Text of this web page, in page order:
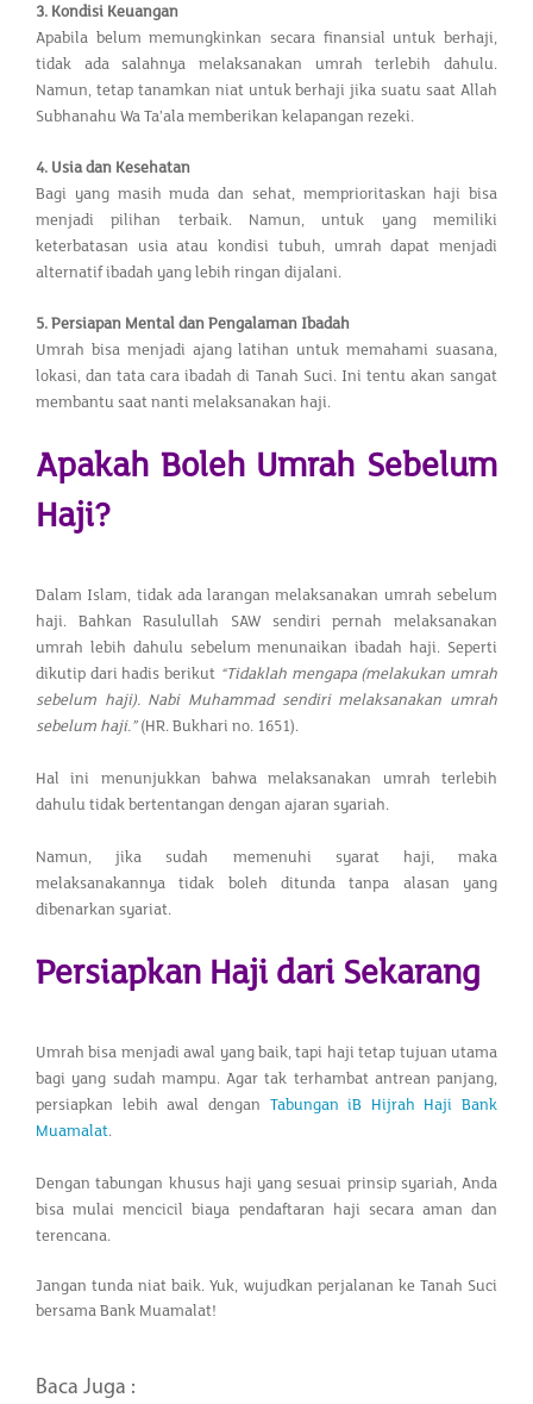
3. Kondisi Keuangan
Apabila belum memungkinkan secara finansial untuk berhaji,
tidak ada salahnya melaksanakan umrah terlebih dahulu.
Namun, tetap tanamkan niat untuk berhaji jika suatu saat Allah
Subhanahu Wa Ta’ala memberikan kelapangan rezeki.
4. Usia dan Kesehatan
Bagi yang masih muda dan sehat, memprioritaskan haji bisa
menjadi pilihan terbaik. Namun, untuk yang memiliki
keterbatasan usia atau kondisi tubuh, umrah dapat menjadi
alternatif ibadah yang lebih ringan dijalani.
5. Persiapan Mental dan Pengalaman Ibadah
Umrah bisa menjadi ajang latihan untuk memahami suasana,
lokasi, dan tata cara ibadah di Tanah Suci. Ini tentu akan sangat
membantu saat nanti melaksanakan haji.
Apakah Boleh Umrah Sebelum
Haji?
Dalam Islam, tidak ada larangan melaksanakan umrah sebelum
haji. Bahkan Rasulullah SAW sendiri pernah melaksanakan
umrah lebih dahulu sebelum menunaikan ibadah haji. Seperti
dikutip dari hadis berikut “Tidaklah mengapa (melakukan umrah
sebelum haji). Nabi Muhammad sendiri melaksanakan umrah
sebelum haji.”(HR. Bukhari no. 1651).
Hal ini menunjukkan bahwa melaksanakan umrah terlebih
dahulu tidak bertentangan dengan ajaran syariah.
Namun, jika sudah memenuhi syarat haji, maka
melaksanakannya tidak boleh ditunda tanpa alasan yang
dibenarkan syariat.
Persiapkan Haji dari Sekarang
Umrah bisa menjadi awal yang baik, tapi haji tetap tujuan utama
bagi yang sudah mampu. Agar tak terhambat antrean panjang,
persiapkan lebih awal dengan Tabungan iB Hijrah Haji Bank
Muamalat.
Dengan tabungan khusus haji yang sesuai prinsip syariah, Anda
bisa mulai mencicil biaya pendaftaran haji secara aman dan
terencana.
Jangan tunda niat baik. Yuk, wujudkan perjalanan ke Tanah Suci
bersama Bank Muamalat!
Baca Juga :